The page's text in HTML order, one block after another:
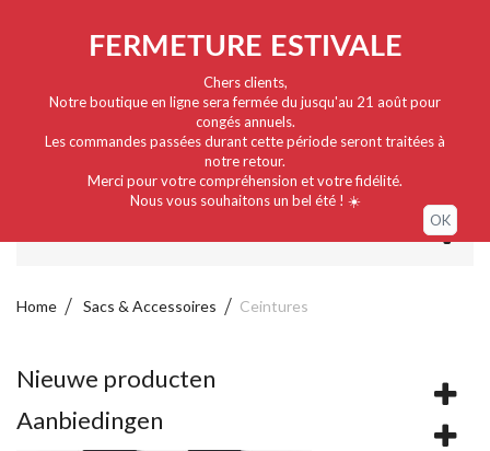
FERMETURE ESTIVALE
Chers clients,
Notre boutique en ligne sera fermée du jusqu'au 21 août pour
congés annuels.
Les commandes passées durant cette période seront traitées à
notre retour.
Merci pour votre compréhension et votre fidélité.
Nous vous souhaitons un bel été ! ☀️
OK
Home Sacs & Accessoires Ceintures
Nieuwe producten
Aanbiedingen